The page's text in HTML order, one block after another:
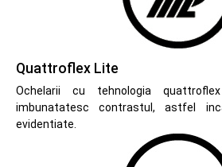
Quattroflex Lite
Ochelarii cu tehnologia
imbunatatesc contrastul, astfel
evidentiate.